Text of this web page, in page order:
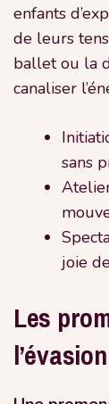
enfants
de leurs
ballet ou la
canaliser
sans
joie
Les